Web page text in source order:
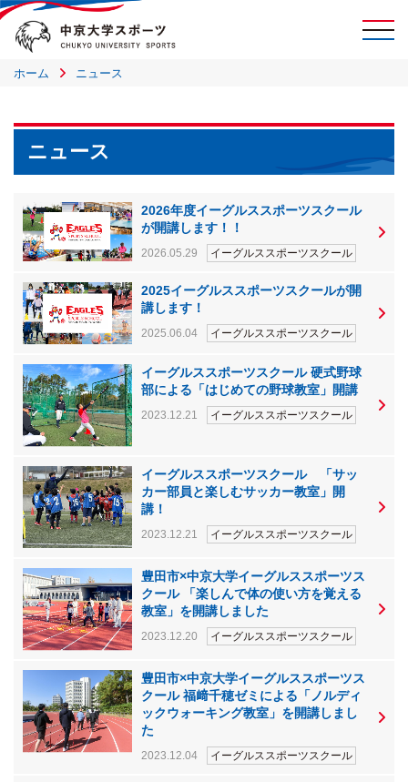
ホーム ニュース
ニュース
2026年度イーグルススポーツスクール
が開講します！！
2026.05.29 イーグルススポーツスクール
2025イーグルススポーツスクールが開
講します！
2025.06.04 イーグルススポーツスクール
イーグルススポーツスクール 硬式野球
部による「はじめての野球教室」開講
2023.12.21 イーグルススポーツスクール
イーグルススポーツスクール 「サッ
カー部員と楽しむサッカー教室」開
講！
2023.12.21 イーグルススポーツスクール
豊田市×中京大学イーグルススポーツス
クール 「楽しんで体の使い方を覚える
教室」を開講しました
2023.12.20 イーグルススポーツスクール
豊田市×中京大学イーグルススポーツス
クール 福﨑千穂ゼミによる「ノルディ
ックウォーキング教室」を開講しまし
た
2023.12.04 イーグルススポーツスクール